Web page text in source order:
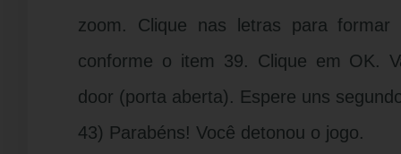
zoom. Clique nas letras para formar
conforme o item 39. Clique em OK.
door (porta aberta). Espere uns
43) Parabéns! Você detonou o jogo.